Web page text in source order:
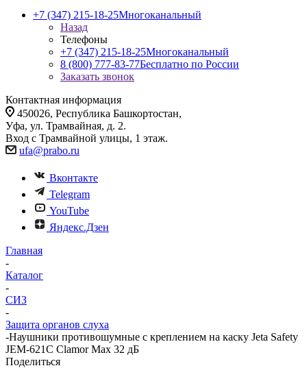
+7 (347) 215-18-25Многоканальный
Назад
Телефоны
+7 (347) 215-18-25Многоканальный
8 (800) 777-83-77Бесплатно по России
Заказать звонок
Контактная информация
450026, Республика Башкортостан,
Уфа, ул. Трамвайная, д. 2.
Вход с Трамвайной улицы, 1 этаж.
ufa@prabo.ru
Вконтакте
Telegram
YouTube
Яндекс.Дзен
Главная
-
Каталог
-
СИЗ
-
Защита органов слуха
-Наушники противошумные с креплением на каску Jeta Safety
JEM-621C Clamor Max 32 дБ
Поделиться